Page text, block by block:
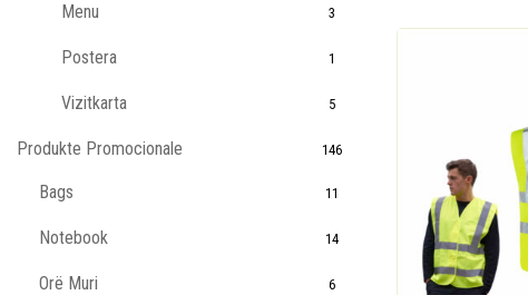
Menu 3
Postera 1
Vizitkarta 5
Produkte Promocionale 146
Bags 11
Notebook 14
Orë Muri 6